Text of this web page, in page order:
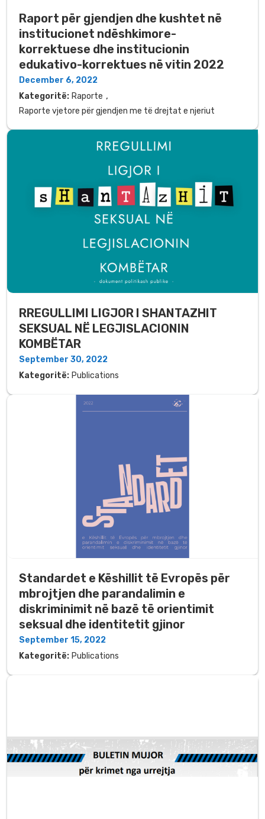
Raport për gjendjen dhe kushtet në
institucionet ndëshkimore-
korrektuese dhe institucionin
edukativo-korrektues në vitin 2022
December 6, 2022
Kategoritë: Raporte ,
Raporte vjetore për gjendjen me të drejtat e njeriut
RREGULLIMI LIGJOR I SHANTAZHIT
SEKSUAL NË LEGJISLACIONIN
KOMBËTAR
September 30, 2022
Kategoritë: Publications
Standardet e Këshillit të Evropës për
mbrojtjen dhe parandalimin e
diskriminimit në bazë të orientimit
seksual dhe identitetit gjinor
September 15, 2022
Kategoritë: Publications